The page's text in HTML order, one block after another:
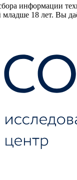
информации
18 лет. Вы